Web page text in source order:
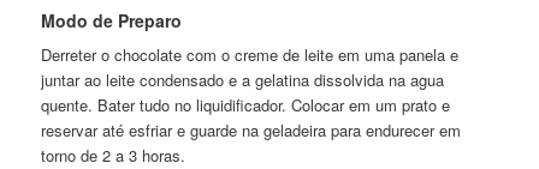
Modo de Preparo
Derreter o chocolate com o creme de leite em uma panela e
juntar ao leite condensado e a gelatina dissolvida na agua
quente. Bater tudo no liquidificador. Colocar em um prato e
reservar até esfriar e guarde na geladeira para endurecer em
torno de 2 a 3 horas.